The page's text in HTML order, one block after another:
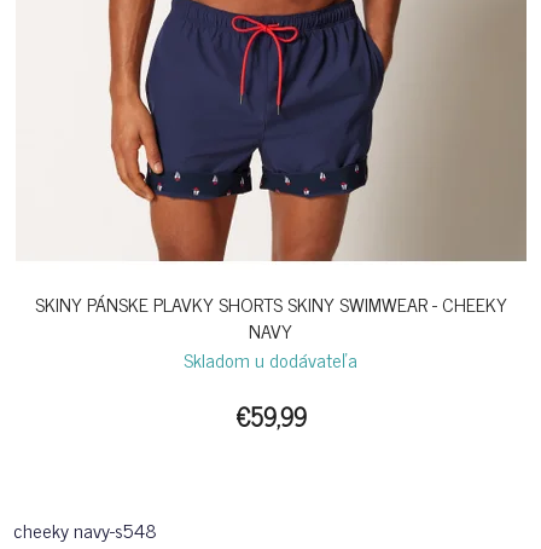
SKINY PÁNSKE PLAVKY SHORTS SKINY SWIMWEAR - CHEEKY
NAVY
Skladom u dodávateľa
€59,99
cheeky navy-s548